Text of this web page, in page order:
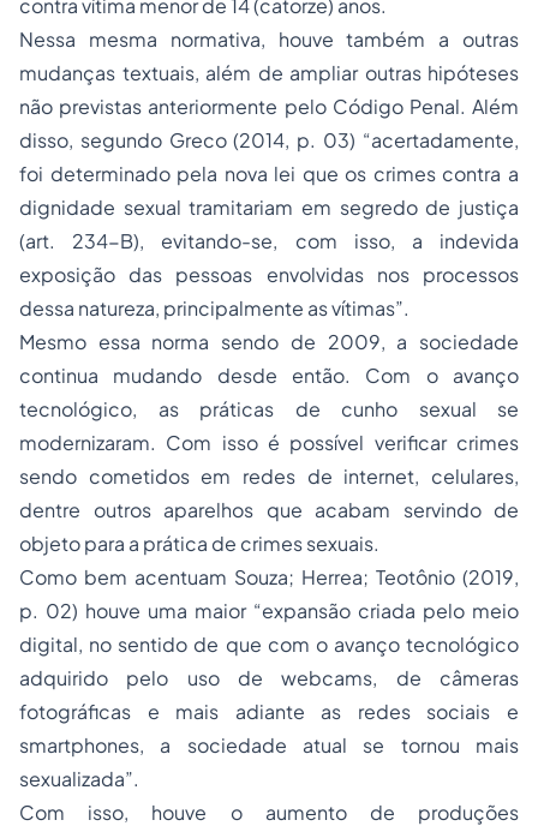
contra vítima menor de 14 (catorze) anos.
Nessa mesma normativa, houve também a outras
mudanças textuais, além de ampliar outras hipóteses
não previstas anteriormente pelo Código Penal. Além
disso, segundo Greco (2014, p. 03) “acertadamente,
foi determinado pela nova lei que os crimes contra a
dignidade sexual tramitariam em segredo de justiça
(art. 234-B), evitando-se, com isso, a indevida
exposição das pessoas envolvidas nos processos
dessa natureza, principalmente as vítimas”.
Mesmo essa norma sendo de 2009, a sociedade
continua mudando desde então. Com o avanço
tecnológico, as práticas de cunho sexual se
modernizaram. Com isso é possível verificar crimes
sendo cometidos em redes de internet, celulares,
dentre outros aparelhos que acabam servindo de
objeto para a prática de crimes sexuais.
Como bem acentuam Souza; Herrea; Teotônio (2019,
p. 02) houve uma maior “expansão criada pelo meio
digital, no sentido de que com o avanço tecnológico
adquirido pelo uso de webcams, de câmeras
fotográficas e mais adiante as redes sociais e
smartphones, a sociedade atual se tornou mais
sexualizada”.
Com isso, houve o aumento de produções